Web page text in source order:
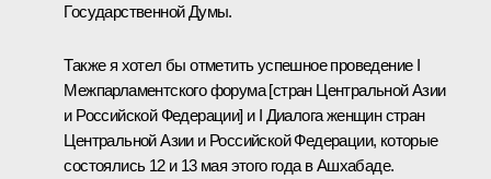
Государственной Думы.
Также я хотел бы отметить успешное проведение I
Межпарламентского форума [стран Центральной Азии
и Российской Федерации] и I Диалога женщин стран
Центральной Азии и Российской Федерации, которые
состоялись 12 и 13 мая этого года в Ашхабаде.